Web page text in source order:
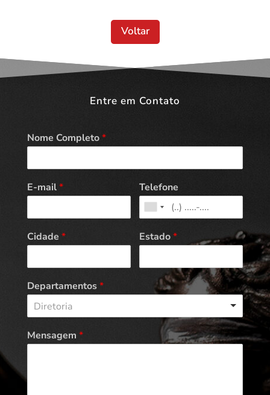
Voltar
Entre em Contato
Nome Completo*
E-mail* Telefone
Cidade * Estado*
Departamentos*
Diretoria
Mensagem *